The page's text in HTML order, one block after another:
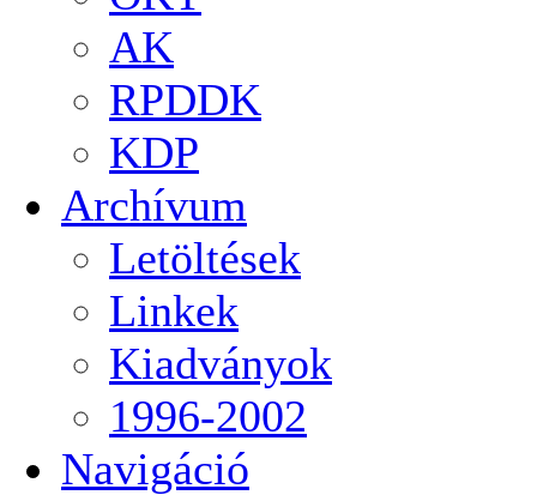
AK
RPDDK
KDP
Archívum
Letöltések
Linkek
Kiadványok
1996-2002
Navigáció